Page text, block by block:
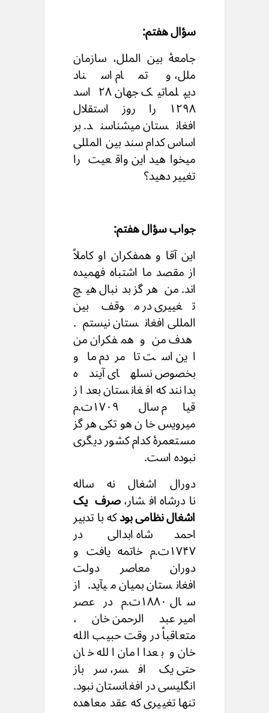
سؤال هفتم:
جامعۀ بین الملل، سازمان
ملل، و تمام اسناد
دیپلماتیک جهان ۲۸ اسد
۱۲۹۸ را روز استقلال
افغانستان میشناسند. بر
اساس کدام سند بین المللی
میخواهید این واقعیت را
تغییر دهید؟
جواب سؤال هفتم:
این آقا و همفکران او کاملاً
از مقصد ما اشتباه فهمیده
اند. من هرگز بدنبال هیچ
تغییری در موقف بین
المللی افغانستان نیستم.
هدف من و همفکران من
این است تا مردم ما و
بخصوص نسلهای آینده
بدانند که افغانستان بعد از
قیام سال ۱۷۰۹ت.م
میرویس خان هوتکی هرگز
مستعمرهٔ کدام کشور دیگری
نبوده است.
دورال اشغال نه ساله
نادرشاه افشار،صرف یک
اشغال نظامی بودکه با تدبیر
احمدشاه ابدالی در
۱۷۴۷ت.م خاتمه یافت و
دوران معاصر دولت
افغانستان بمیان میآید. از
سال ۱۸۸۰ت.م در عصر
امیر عبدالرحمن خان،
متعاقباً در وقت حبیب الله
خان و بعدا امان الله خان
حتی یک افسر، سرباز
انگلیسی در افغانستان نبود.
تنها تغییری که عقد معاهده